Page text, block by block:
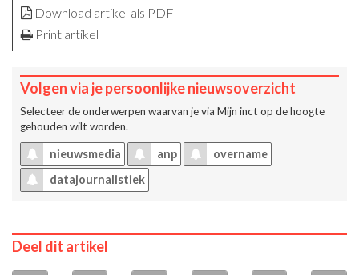
Download artikel als PDF
Print artikel
Volgen via je persoonlijke nieuwsoverzicht
Selecteer de onderwerpen waarvan je via Mijn inct op de hoogte
gehouden wilt worden.
nieuwsmedia anp
overname
datajournalistiek
Deel dit artikel